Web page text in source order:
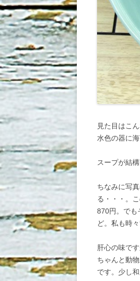
見た目はこ
水色の器に
スープが結
ちなみに写
る・・・。
870円。でも
ど。私も時
肝心の味で
ちゃんと動
です。少し